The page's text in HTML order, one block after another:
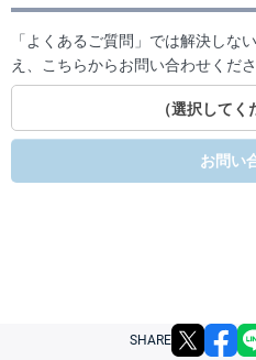
「よくあるご質問」では解決しな
え、こちらからお問い合わせくださ
（選択してく
お問い
SHARE X